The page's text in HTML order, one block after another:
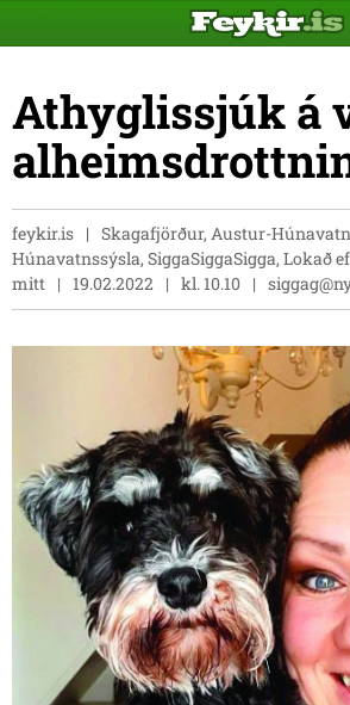
Athyglissjúk á
feykir.is
Skagafjörður, Austur-
Húnavatnssýsla, SiggaSiggaSigga, Lokað
mitt
19.02.2022 kl. 10.10